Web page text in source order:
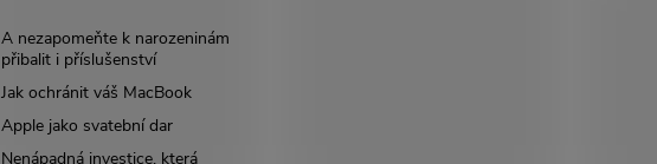
A nezapomeňte k narozeninám
přibalit i příslušenství
Jak ochránit váš MacBook
Apple jako svatební dar
Nenápadná investice, která